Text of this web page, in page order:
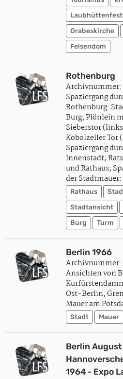
Laubhüttenfest
Grabeskirche
Felsendom
Rothenburg
Archivnummer:
Spaziergang
Rothenburg:
Burg; Plönlein
Sieberstor
Kobolzeller Tor
Spaziergang
Innenstadt;
und Rathaus;
der Stadtmauer:
Rathaus
Stadtansicht
Burg
Turm
Berlin 1966
Archivnummer:
Ansichten von
Ost-Berlin,
Mauer am
Stadt Mauer
Berlin
1964 - Expo